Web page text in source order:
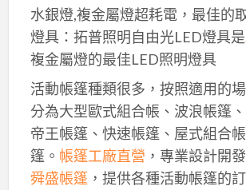
水銀燈,複金屬燈超耗電，最佳的
燈具：拓普照明自由光LED燈具是
複金屬燈的最佳LED照明燈具
活動帳篷種類很多，按照適用的
分為大型歐式組合帳、波浪帳篷
帝王帳篷、快速帳篷、屋式組合
篷。 帳篷工廠直營 ，專業設計開
舜盛帳篷，提供各種活動帳篷的